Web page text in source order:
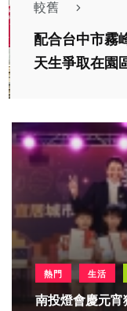
較舊
配合台中市霧
天生爭取在園
熱門 生活
南投燈會慶元